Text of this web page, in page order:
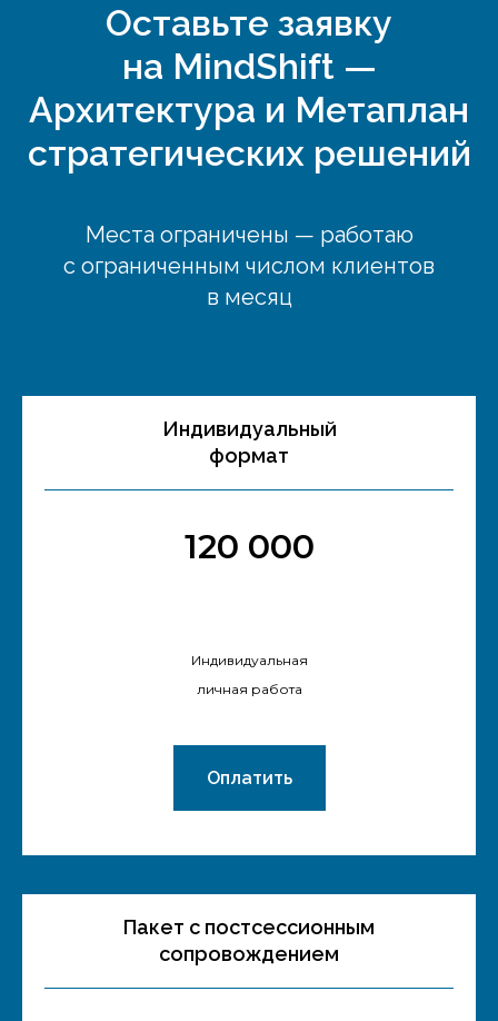
Оставьте заявку
на MindShift —
Архитектура и Метаплан
стратегических решений
Места ограничены — работаю
с ограниченным числом клиентов
в месяц
Индивидуальный
формат
120 000
Индивидуальная
личная работа
Оплатить
Пакет с постсессионным
сопровождением